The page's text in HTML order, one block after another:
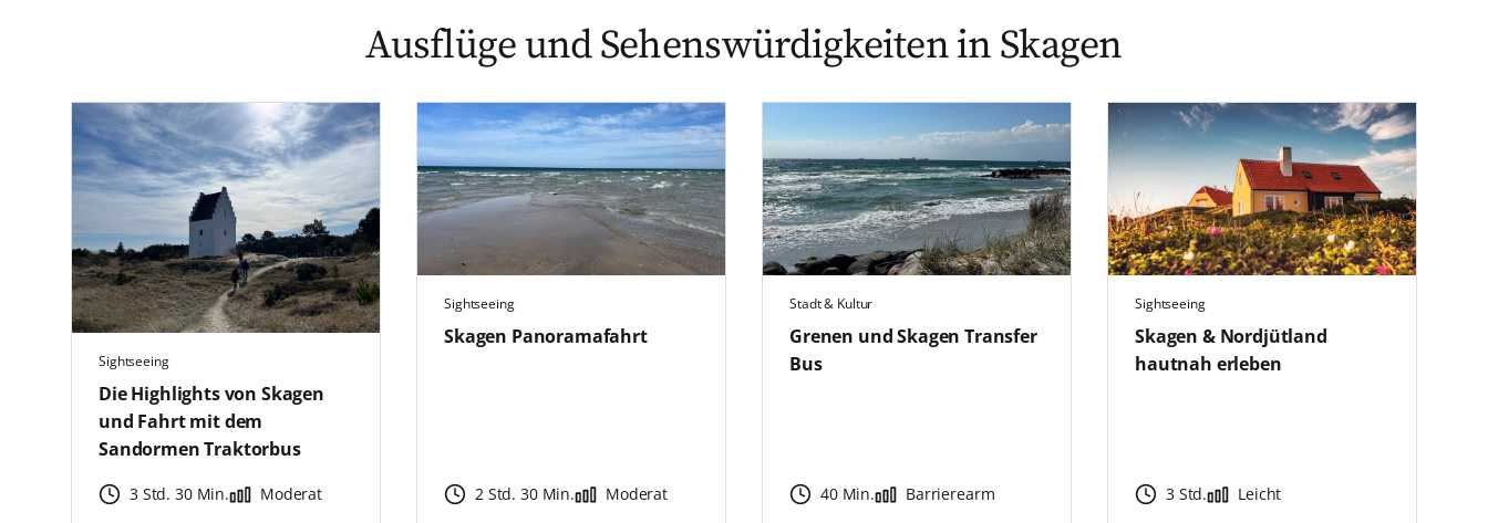
Ausflüge und Sehenswürdigkeiten in Skagen
Sightseeing
Die Highlights von Skagen
und Fahrt mit dem
Sandormen Traktorbus
3 Std. 30 Min. Moderat
Sightseeing
Skagen Panoramafahrt
2 Std. 30 Min. Moderat
Stadt & Kultur
Grenen und Skagen Transfer
Bus
40 Min. Barrierearm
Sightseeing
Skagen & Nordjütland
hautnah erleben
3 Std. Leicht